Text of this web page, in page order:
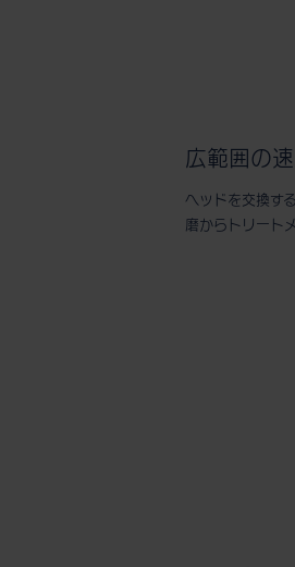
広範囲の
ヘッドを交換す
磨からトリート